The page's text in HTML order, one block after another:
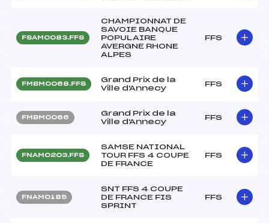
FSAM0083.FFS
CHAMPIONNAT DE
SAVOIE BANQUE
POPULAIRE
AVERGNE RHONE
ALPES
FFS
FMBM0068.FFS
Grand Prix de la
Ville d'Annecy
FFS
FMBM0066
Grand Prix de la
Ville d'Annecy
FFS
FNAM0203.FFS
SAMSE NATIONAL
TOUR FFS 4 COUPE
DE FRANCE
FFS
FNAM0185
SNT FFS 4 COUPE
DE FRANCE FIS
SPRINT
FFS